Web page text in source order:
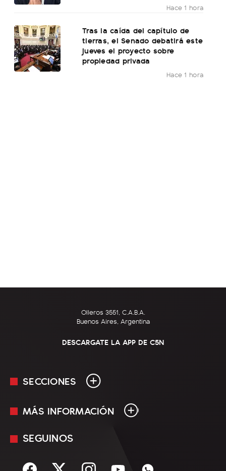
Hace 1 hora
Tras la caída del capítulo de
tierras, el Senado debatirá este
jueves el proyecto sobre
propiedad privada
Hace 1 hora
Olleros 3551, C.A.B.A.
Buenos Aires, Argentina
DESCARGATE LA APP DE C5N
SECCIONES
En Vivo
Sociedad
MÁS INFORMACIÓN
Mediakit
Términos y condiciones
SEGUINOS